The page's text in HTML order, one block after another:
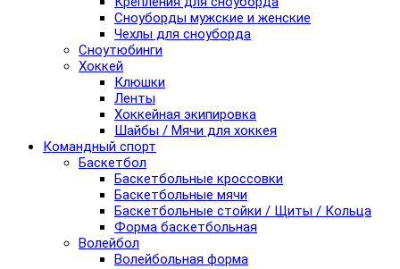
Сноуборды мужские и женские
Чехлы для сноуборда
Сноутюбинги
Хоккей
Клюшки
Ленты
Хоккейная экипировка
Шайбы / Мячи для хоккея
Командный спорт
Баскетбол
Баскетбольные кроссовки
Баскетбольные мячи
Баскетбольные стойки / Щиты / Кольца
Форма баскетбольная
Волейбол
Волейбольная форма